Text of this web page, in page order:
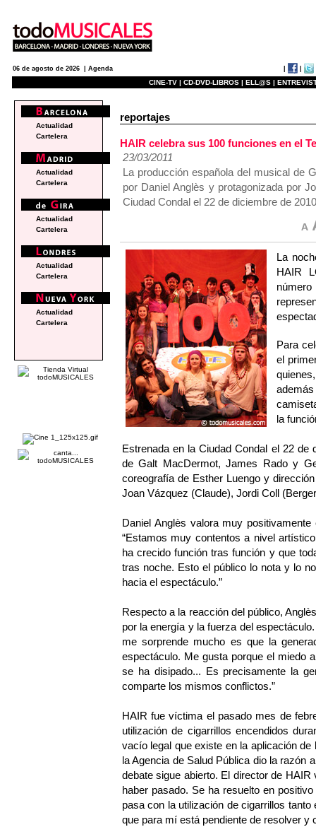
06 de agosto de 2026 | Agenda
CINE-TV | CD-DVD-LIBROS | ELL@S |
reportajes
HAIR celebra sus 100 funciones en el
23/03/2011
La producción española del musical de
por Daniel Anglès y protagonizada por
Ciudad Condal el 22 de diciembre de
La
HAIR
número
Para
el
la
Estrenada en la Ciudad Condal el 22
de Galt MacDermot, James Rado y
coreografía de Esther Luengo y
Joan Vázquez (Claude), Jordi Coll
Daniel Anglès valora muy
“Estamos muy contentos a nivel
ha crecido función tras función y que
tras noche. Esto el público lo nota y lo
hacia el espectáculo.”
Respecto a la reacción del público,
por la energía y la fuerza del
me sorprende mucho es que la
espectáculo. Me gusta porque el miedo
se ha disipado... Es precisamente la
comparte los mismos conflictos.”
HAIR fue víctima el pasado mes de
utilización de cigarrillos encendidos
vacío legal que existe en la aplicación
la Agencia de Salud Pública dio la razón
debate sigue abierto. El director de
haber pasado. Se ha resuelto en
pasa con la utilización de cigarrillos
que para mí está pendiente de resolver y
Actualidad
Cartelera
Actualidad
Cartelera
Actualidad
Cartelera
Actualidad
Cartelera
Actualidad
Cartelera